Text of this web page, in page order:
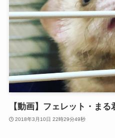
【動画】フェレット・まる
2018年3月10日 22時29分49秒